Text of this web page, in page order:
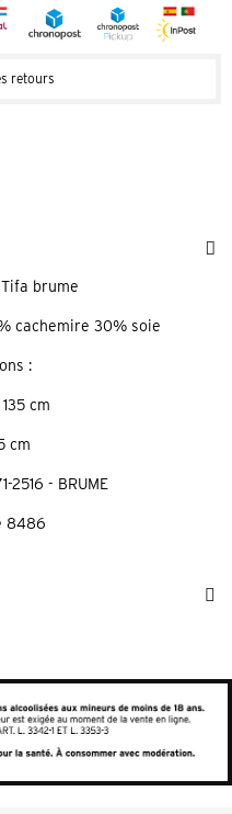
retours
brume
cachemire 30% soie
:
cm
cm
2516 - BRUME
8486